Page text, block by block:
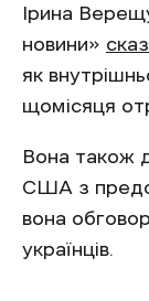
Ірина
новини»
як
щомісяця
Вона також
США з
вона
українців.